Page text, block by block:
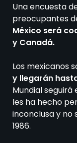
Una encuesta
preocupantes
México será
y Canadá.
Los mexicanos
y llegarán
Mundial seguirá
les ha hecho
inconclusa y no
1986.